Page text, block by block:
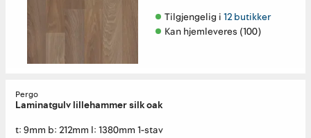
Tilgjengelig i 12 butikker
Kan hjemleveres (100)
Pergo
Laminatgulv lillehammer silk oak
t: 9mm b: 212mm l: 1380mm 1-stav